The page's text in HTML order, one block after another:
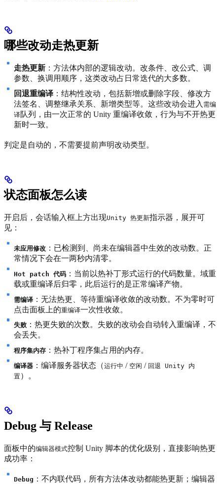
哪些改动走热更新
走热更新 ：方法体内部的逻辑改动。改条件、改公式、调
参数、换调用顺序，这类改动占日常迭代的大多数。
回退重编译 ：结构性改动，包括新增或删除字段、修改方
法签名、调整继承关系、新增类型等。这些改动会进入 需编
译队列，由一次正常的 Unity 重编译收敛，行为与不开热更
新时一致。
判定是自动的，不需要提前声明改动类型。
状态面板怎么读
开启后，会话输入框上方出现Unity 热更新指示器，展开可
见：
未应用修改 ：已检测到、尚未在编辑器中生效的改动数。正
常情况下会在一两秒内清零。
Hot patch 代码 ：当前以热补丁形式运行的代码数量。域重
载或重编译后归零，此后运行的是正常编译产物。
需编译 ：无法热更、等待重编译收敛的改动数。不为零时可
点击面板上的重编译一次性收敛。
失败 ：热更失败的次数。失败的改动会自动转入重编译，不
会丢失。
程序集内存 ：热补丁程序集占用的内存。
编译器 ：编译服务器状态（运行中 / 空闲 / 回退 Unity 内
置）。
Debug 与 Release
面板中的编辑器模式控制 Unity 脚本的优化级别，直接影响热更
成功率：
Debug ：不内联代码，所有方法体改动都能热更新；编辑器